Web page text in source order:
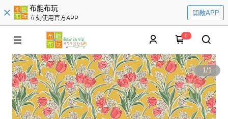
布能布玩
立刻使用官方APP
開啟APP
0
1/1